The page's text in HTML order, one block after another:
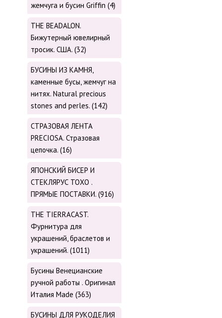
жемчуга и бусин Griffin (4)
THE BEADALON.
Бижутерный ювелирный
тросик. США. (32)
БУСИНЫ ИЗ КАМНЯ,
каменные бусы, жемчуг на
нитях. Natural precious
stones and perles. (142)
СТРАЗОВАЯ ЛЕНТА
PRECIOSA. Стразовая
цепочка. (16)
ЯПОНСКИЙ БИСЕР И
СТЕКЛЯРУС TOХО .
ПРЯМЫЕ ПОСТАВКИ. (916)
THE TIERRACAST.
Фурнитура для
украшений, браслетов и
украшений. (1011)
Бусины Венецианские
ручной работы . Оригинал
Италия Made (363)
БУСИНЫ ДЛЯ РУКОДЕЛИЯ